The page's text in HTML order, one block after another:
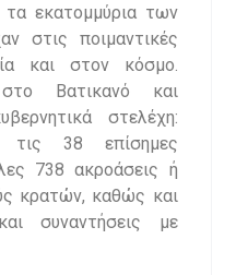
τα εκατομμύρια των
στις ποιμαντικές
και στον κόσμο.
Βατικανό και
στελέχη:
τις 38 επίσημες
738 ακροάσεις ή
κρατών, καθώς και
συναντήσεις με